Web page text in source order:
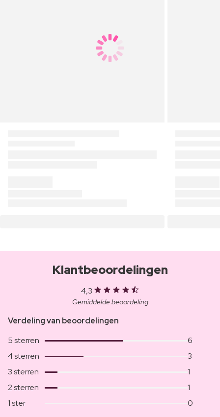
Klantbeoordelingen
4,3
Gemiddelde beoordeling
Verdeling van beoordelingen
5 sterren
6
4 sterren
3
3 sterren
1
2 sterren
1
1 ster
0